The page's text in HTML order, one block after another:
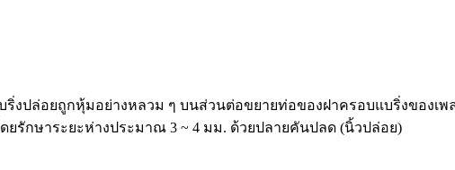
งปล่อยถูกหุ้มอย่างหลวม ๆ บนส่วนต่อขยายท่อของฝาครอบแบริ่งของเ
รักษาระยะห่างประมาณ 3 ~ 4 มม. ด้วยปลายคันปลด (นิ้วปล่อย)